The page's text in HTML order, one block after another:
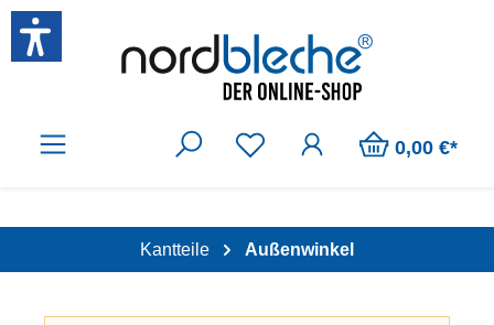
Zum Hauptinhalt springen
0,00 €*
Kantteile Außenwinkel